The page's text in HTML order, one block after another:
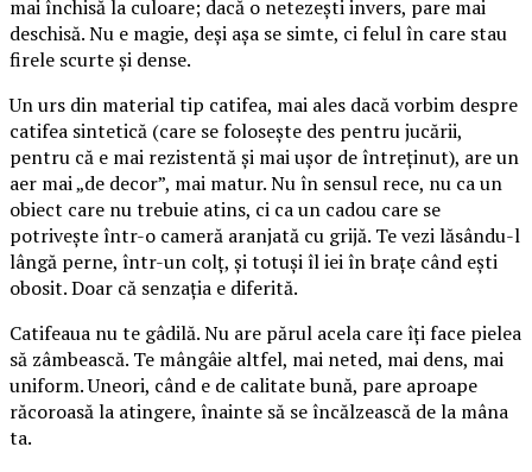
mai închisă la culoare; dacă o netezești invers, pare mai
deschisă. Nu e magie, deși așa se simte, ci felul în care stau
firele scurte și dense.
Un urs din material tip catifea, mai ales dacă vorbim despre
catifea sintetică (care se folosește des pentru jucării,
pentru că e mai rezistentă și mai ușor de întreținut), are un
aer mai „de decor”, mai matur. Nu în sensul rece, nu ca un
obiect care nu trebuie atins, ci ca un cadou care se
potrivește într-o cameră aranjată cu grijă. Te vezi lăsându-l
lângă perne, într-un colț, și totuși îl iei în brațe când ești
obosit. Doar că senzația e diferită.
Catifeaua nu te gâdilă. Nu are părul acela care îți face pielea
să zâmbească. Te mângâie altfel, mai neted, mai dens, mai
uniform. Uneori, când e de calitate bună, pare aproape
răcoroasă la atingere, înainte să se încălzească de la mâna
ta.